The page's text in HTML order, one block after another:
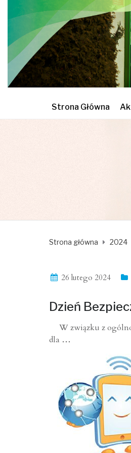
Strona Główna
Strona główna 2024
26 lutego 2024
Dzień
W związku z
dla …